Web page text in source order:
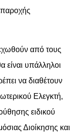
από τους
είναι υπάλληλοι
να διαθέτουν
Ελεγκτή,
ειδικού
Διοίκησης και